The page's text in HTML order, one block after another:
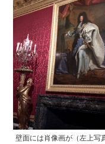
壁面には肖像画が（左上写